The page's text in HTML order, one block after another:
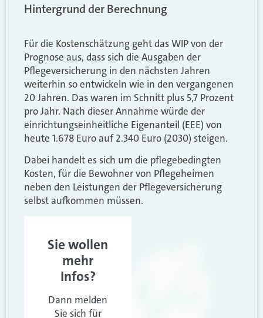
Hintergrund der Berechnung
Für die Kostenschätzung geht das WIP von der
Prognose aus, dass sich die Ausgaben der
Pflegeversicherung in den nächsten Jahren
weiterhin so entwickeln wie in den vergangenen
20 Jahren. Das waren im Schnitt plus 5,7 Prozent
pro Jahr. Nach dieser Annahme würde der
einrichtungseinheitliche Eigenanteil (EEE) von
heute 1.678 Euro auf 2.340 Euro (2030) steigen.
Dabei handelt es sich um die pflegebedingten
Kosten, für die Bewohner von Pflegeheimen
neben den Leistungen der Pflegeversicherung
selbst aufkommen müssen.
Sie wollen
mehr
Infos?
Dann melden
Sie sich für